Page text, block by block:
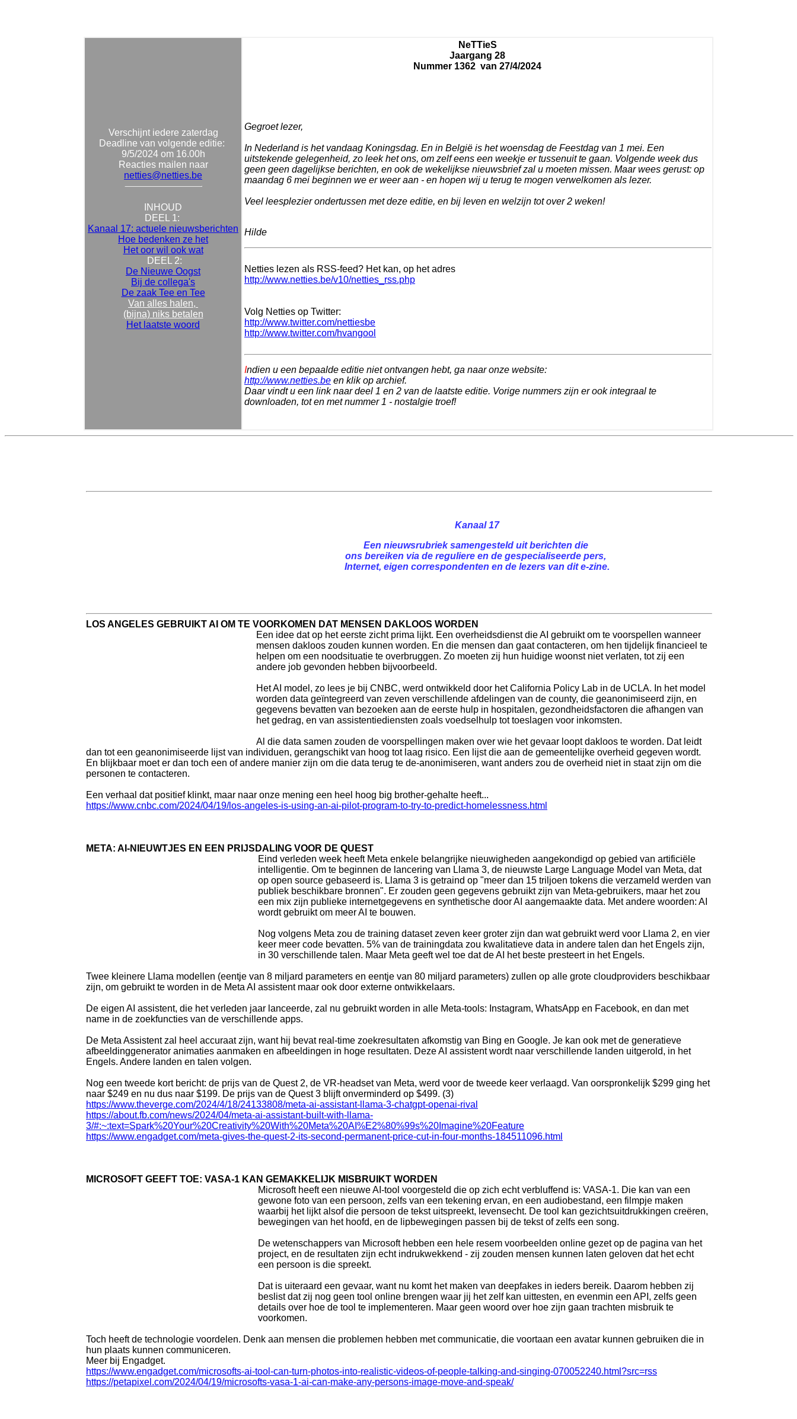
Verschijnt iedere zaterdag
Deadline van volgende editie:
9/5/2024 om 16.00h
Reacties mailen naar
netties@netties.be
INHOUD
DEEL 1:
Kanaal 17: actuele nieuwsberichten
Hoe bedenken ze het
Het oor wil ook wat
DEEL 2:
De Nieuwe Oogst
Bij de collega's
De zaak Tee en Tee
Van alles halen,
(bijna) niks betalen
Het laatste woord
NeTTieS
Jaargang 28
Nummer 1362 van 27/4/2024
Gegroet lezer,
In Nederland is het vandaag Koningsdag. En in België is het woensdag de Feestdag van 1 mei. Een
uitstekende gelegenheid, zo leek het ons, om zelf eens een weekje er tussenuit te gaan. Volgende week dus
geen geen dagelijkse berichten, en ook de wekelijkse nieuwsbrief zal u moeten missen. Maar wees gerust: op
maandag 6 mei beginnen we er weer aan - en hopen wij u terug te mogen verwelkomen als lezer.
Veel leesplezier ondertussen met deze editie, en bij leven en welzijn tot over 2 weken!
Hilde
Netties lezen als RSS-feed? Het kan, op het adres
http://www.netties.be/v10/netties_rss.php
Volg Netties op Twitter:
http://www.twitter.com/nettiesbe
http://www.twitter.com/hvangool
Indien u een bepaalde editie niet ontvangen hebt, ga naar onze website:
http://www.netties.be en klik op archief.
Daar vindt u een link naar deel 1 en 2 van de laatste editie. Vorige nummers zijn er ook integraal te
downloaden, tot en met nummer 1 - nostalgie troef!
Kanaal 17
Een nieuwsrubriek samengesteld uit berichten die
ons bereiken via de reguliere en de gespecialiseerde pers,
Internet, eigen correspondenten en de lezers van dit e-zine.
LOS ANGELES GEBRUIKT AI OM TE VOORKOMEN DAT MENSEN DAKLOOS WORDEN
Een idee dat op het eerste zicht prima lijkt. Een overheidsdienst die AI gebruikt om te voorspellen wanneer
mensen dakloos zouden kunnen worden. En die mensen dan gaat contacteren, om hen tijdelijk financieel te
helpen om een noodsituatie te overbruggen. Zo moeten zij hun huidige woonst niet verlaten, tot zij een
andere job gevonden hebben bijvoorbeeld.
Het AI model, zo lees je bij CNBC, werd ontwikkeld door het California Policy Lab in de UCLA. In het model
worden data geïntegreerd van zeven verschillende afdelingen van de county, die geanonimiseerd zijn, en
gegevens bevatten van bezoeken aan de eerste hulp in hospitalen, gezondheidsfactoren die afhangen van
het gedrag, en van assistentiediensten zoals voedselhulp tot toeslagen voor inkomsten.
Al die data samen zouden de voorspellingen maken over wie het gevaar loopt dakloos te worden. Dat leidt
dan tot een geanonimiseerde lijst van individuen, gerangschikt van hoog tot laag risico. Een lijst die aan de gemeentelijke overheid gegeven wordt.
En blijkbaar moet er dan toch een of andere manier zijn om die data terug te de-anonimiseren, want anders zou de overheid niet in staat zijn om die
personen te contacteren.
Een verhaal dat positief klinkt, maar naar onze mening een heel hoog big brother-gehalte heeft...
https://www.cnbc.com/2024/04/19/los-angeles-is-using-an-ai-pilot-program-to-try-to-predict-homelessness.html
META: AI-NIEUWTJES EN EEN PRIJSDALING VOOR DE QUEST
Eind verleden week heeft Meta enkele belangrijke nieuwigheden aangekondigd op gebied van artificiële
intelligentie. Om te beginnen de lancering van Llama 3, de nieuwste Large Language Model van Meta, dat
op open source gebaseerd is. Llama 3 is getraind op "meer dan 15 triljoen tokens die verzameld werden van
publiek beschikbare bronnen". Er zouden geen gegevens gebruikt zijn van Meta-gebruikers, maar het zou
een mix zijn publieke internetgegevens en synthetische door AI aangemaakte data. Met andere woorden: AI
wordt gebruikt om meer AI te bouwen.
Nog volgens Meta zou de training dataset zeven keer groter zijn dan wat gebruikt werd voor Llama 2, en vier
keer meer code bevatten. 5% van de trainingdata zou kwalitatieve data in andere talen dan het Engels zijn,
in 30 verschillende talen. Maar Meta geeft wel toe dat de AI het beste presteert in het Engels.
Twee kleinere Llama modellen (eentje van 8 miljard parameters en eentje van 80 miljard parameters) zullen op alle grote cloudproviders beschikbaar
zijn, om gebruikt te worden in de Meta AI assistent maar ook door externe ontwikkelaars.
De eigen AI assistent, die het verleden jaar lanceerde, zal nu gebruikt worden in alle Meta-tools: Instagram, WhatsApp en Facebook, en dan met
name in de zoekfuncties van de verschillende apps.
De Meta Assistent zal heel accuraat zijn, want hij bevat real-time zoekresultaten afkomstig van Bing en Google. Je kan ook met de generatieve
afbeeldinggenerator animaties aanmaken en afbeeldingen in hoge resultaten. Deze AI assistent wordt naar verschillende landen uitgerold, in het
Engels. Andere landen en talen volgen.
Nog een tweede kort bericht: de prijs van de Quest 2, de VR-headset van Meta, werd voor de tweede keer verlaagd. Van oorspronkelijk $299 ging het
naar $249 en nu dus naar $199. De prijs van de Quest 3 blijft onverminderd op $499. (3)
https://www.theverge.com/2024/4/18/24133808/meta-ai-assistant-llama-3-chatgpt-openai-rival
https://about.fb.com/news/2024/04/meta-ai-assistant-built-with-llama-
3/#:~:text=Spark%20Your%20Creativity%20With%20Meta%20AI%E2%80%99s%20Imagine%20Feature
https://www.engadget.com/meta-gives-the-quest-2-its-second-permanent-price-cut-in-four-months-184511096.html
MICROSOFT GEEFT TOE: VASA-1 KAN GEMAKKELIJK MISBRUIKT WORDEN
Microsoft heeft een nieuwe AI-tool voorgesteld die op zich echt verbluffend is: VASA-1. Die kan van een
gewone foto van een persoon, zelfs van een tekening ervan, en een audiobestand, een filmpje maken
waarbij het lijkt alsof die persoon de tekst uitspreekt, levensecht. De tool kan gezichtsuitdrukkingen creëren,
bewegingen van het hoofd, en de lipbewegingen passen bij de tekst of zelfs een song.
De wetenschappers van Microsoft hebben een hele resem voorbeelden online gezet op de pagina van het
project, en de resultaten zijn echt indrukwekkend - zij zouden mensen kunnen laten geloven dat het echt
een persoon is die spreekt.
Dat is uiteraard een gevaar, want nu komt het maken van deepfakes in ieders bereik. Daarom hebben zij
beslist dat zij nog geen tool online brengen waar jij het zelf kan uittesten, en evenmin een API, zelfs geen
details over hoe de tool te implementeren. Maar geen woord over hoe zijn gaan trachten misbruik te
voorkomen.
Toch heeft de technologie voordelen. Denk aan mensen die problemen hebben met communicatie, die voortaan een avatar kunnen gebruiken die in
hun plaats kunnen communiceren.
Meer bij Engadget.
https://www.engadget.com/microsofts-ai-tool-can-turn-photos-into-realistic-videos-of-people-talking-and-singing-070052240.html?src=rss
https://petapixel.com/2024/04/19/microsofts-vasa-1-ai-can-make-any-persons-image-move-and-speak/